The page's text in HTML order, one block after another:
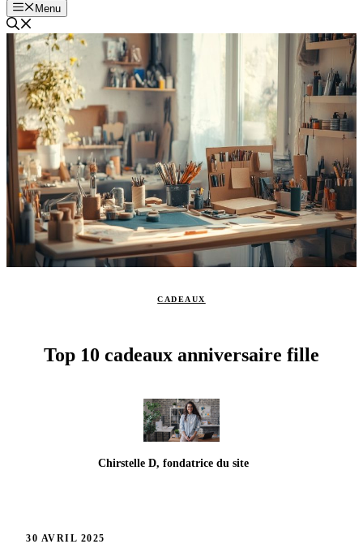
Menu
CADEAUX
Top 10 cadeaux anniversaire fille
Chirstelle D, fondatrice du site
30 AVRIL 2025